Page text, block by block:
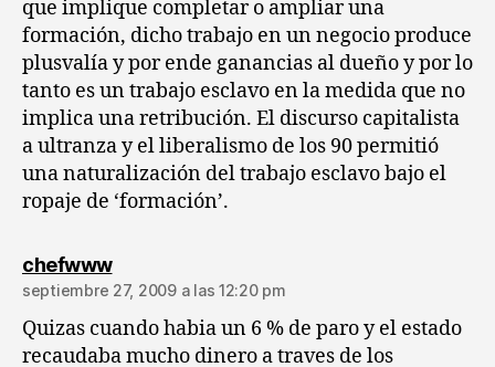
que implique completar o ampliar una
formación, dicho trabajo en un negocio produce
plusvalía y por ende ganancias al dueño y por lo
tanto es un trabajo esclavo en la medida que no
implica una retribución. El discurso capitalista
a ultranza y el liberalismo de los 90 permitió
una naturalización del trabajo esclavo bajo el
ropaje de ‘formación’.
chefwwwdice:
septiembre 27, 2009 a las 12:20 pm
Quizas cuando habia un 6 % de paro y el estado
recaudaba mucho dinero a traves de los